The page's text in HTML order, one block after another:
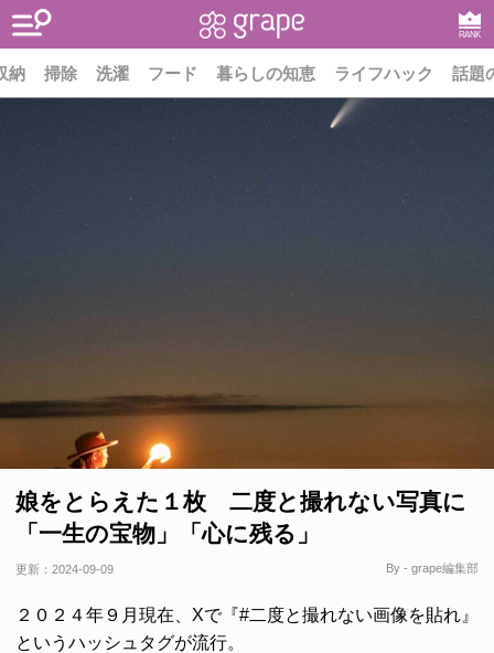
RANK
納 掃除 洗濯 フード 暮らしの知恵 ライフハック 話題
娘をとらえた１枚 二度と撮れない写真に
「一生の宝物」「心に残る」
更新： 2024-09-09 By - grape編集部
２０２４年９月現在、Xで『#二度と撮れない画像を貼れ』
というハッシュタグが流行。